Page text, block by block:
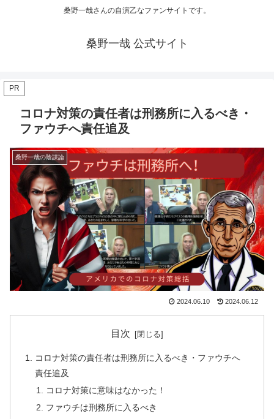
桑野一哉さんの自演乙なファンサイトです。
桑野一哉 公式サイト
PR
コロナ対策の責任者は刑務所に入るべき・
ファウチへ責任追及
桑野一哉の陰謀論
2024.06.10 2024.06.12
目次
コロナ対策の責任者は刑務所に入るべき・ファウチへ
責任追及
コロナ対策に意味はなかった！
ファウチは刑務所に入るべき